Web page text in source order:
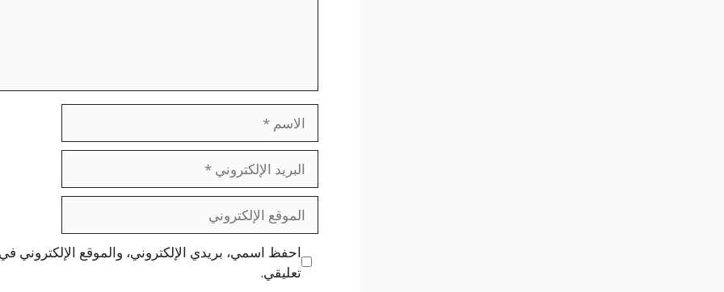
الاسم
البريد
الإلكتروني
الموقع
الإلكتروني
احفظ اسمي، بريدي الإلكتروني، والموقع الإلكتروني
تعليقي.